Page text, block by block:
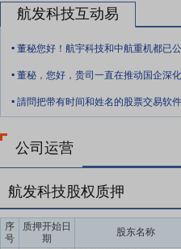
航发科技互动易
.
.
.
公司运营
航发科技股权质押
序
号
质押开始日
期
股东名称